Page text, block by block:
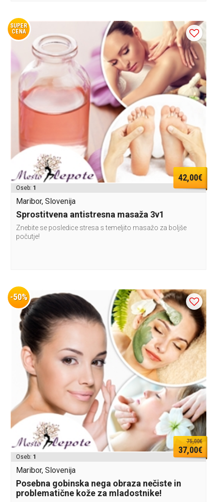
SUPER
CENA
42,00€
Oseb: 1
Maribor, Slovenija
Sprostitvena antistresna masaža 3v1
Znebite se posledice stresa s temeljito masažo za boljše
počutje!
-50%
75,00€
37,00€
Oseb: 1
Maribor, Slovenija
Posebna gobinska nega obraza nečiste in
problematične kože za mladostnike!